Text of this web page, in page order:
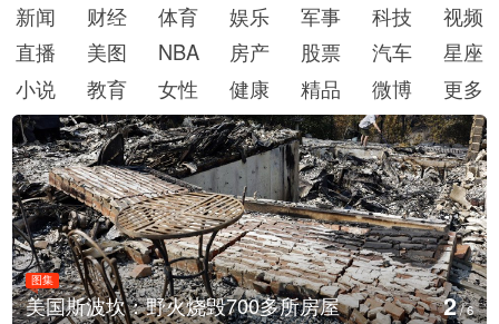
新闻 财经 体育 娱乐 军事 科技
视频
直播
美图 NBA 房产 股票 汽车
星座
小说
教育 女性 健康 精品 微博 更多
烧毁700多所房屋
图集
叙利亚：大马士
3/6